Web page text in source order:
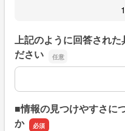
上記のように回答された
ださい
上記のように回答され
■情報の見つけやすさに
か